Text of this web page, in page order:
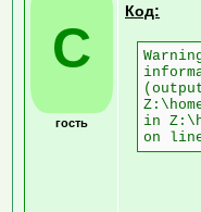
C
гость
Код:
in
on